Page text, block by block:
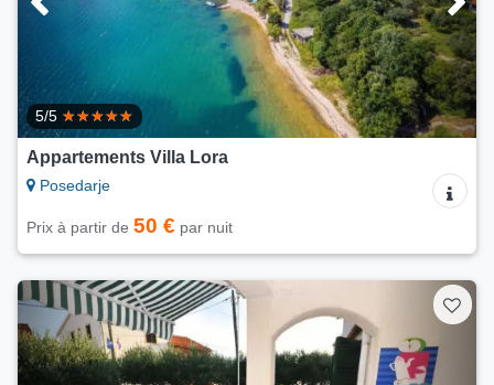
5/5
Appartements Villa Lora
Posedarje
Prix à partir de 50 € par nuit